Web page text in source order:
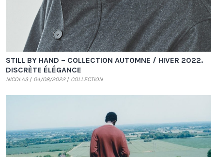
STILL BY HAND – COLLECTION AUTOMNE / HIVER 2022.
DISCRÈTE ÉLÉGANCE
NICOLAS 04/08/2022 COLLECTION